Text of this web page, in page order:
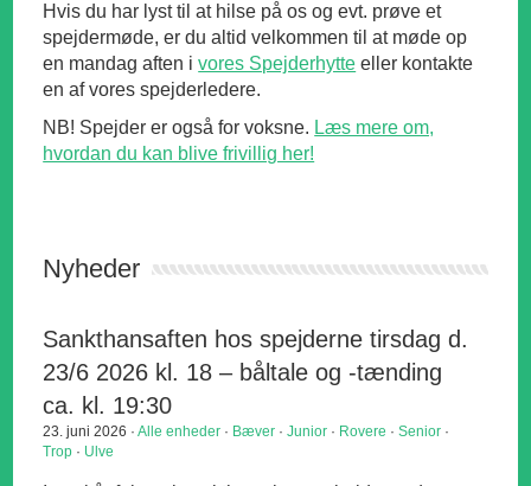
Hvis du har lyst til at hilse på os og evt. prøve et
spejdermøde, er du altid velkommen til at møde op
en mandag aften ivores Spejderhytte eller kontakte
en af vores spejderledere.
NB! Spejder er også for voksne. Læs mere om,
hvordan du kan blive frivillig her!
Nyheder
Sankthansaften hos spejderne tirsdag d.
23/6 2026 kl. 18 – båltale og -tænding
ca. kl. 19:30
23. juni 2026 ·Alle enheder · Bæver ·Junior · Rovere ·Senior ·
Trop · Ulve